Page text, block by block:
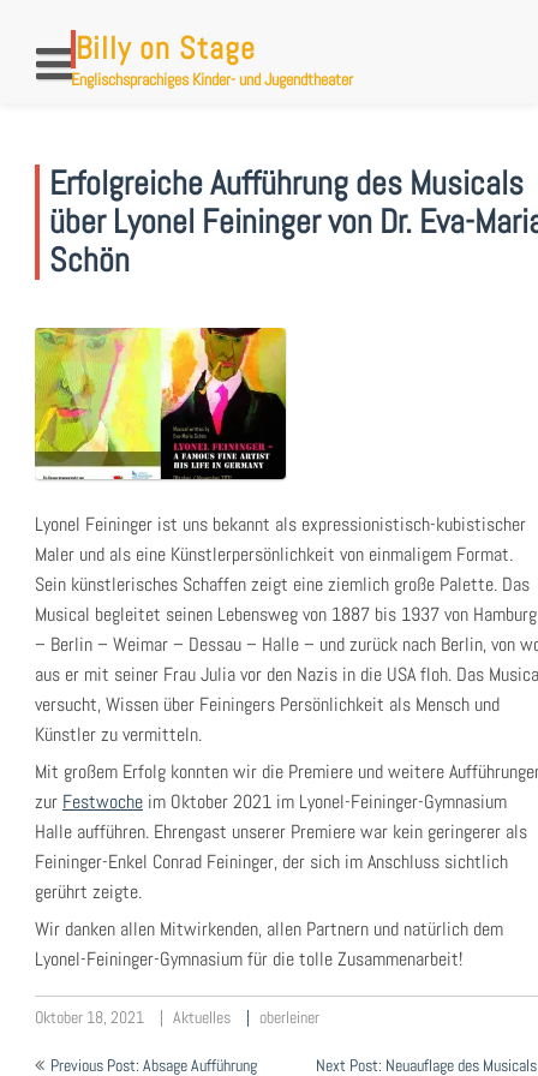
content
Billy on Stage
Englischsprachiges Kinder- und Jugendtheater
Erfolgreiche Aufführung des Musicals
über Lyonel Feininger von Dr. Eva-
Schön
Lyonel Feininger ist uns bekannt als expressionistisch-kubistischer
Maler und als eine Künstlerpersönlichkeit von einmaligem Format.
Sein künstlerisches Schaffen zeigt eine ziemlich große Palette. Das
Musical begleitet seinen Lebensweg von 1887 bis 1937 von Hamburg
– Berlin – Weimar – Dessau – Halle – und zurück nach Berlin, von
aus er mit seiner Frau Julia vor den Nazis in die USA floh. Das
versucht, Wissen über Feiningers Persönlichkeit als Mensch und
Künstler zu vermitteln.
Mit großem Erfolg konnten wir die Premiere und weitere
zur Festwocheim Oktober 2021 im Lyonel-Feininger-Gymnasium
Halle aufführen. Ehrengast unserer Premiere war kein geringerer als
Feininger-Enkel Conrad Feininger, der sich im Anschluss sichtlich
gerührt zeigte.
Wir danken allen Mitwirkenden, allen Partnern und natürlich dem
Lyonel-Feininger-Gymnasium für die tolle Zusammenarbeit!
Oktober 18, 2021 Aktuelles oberleiner
Beitragsnavigation
Previous Post: Absage Aufführung Next Post: Neuauflage des Musicals